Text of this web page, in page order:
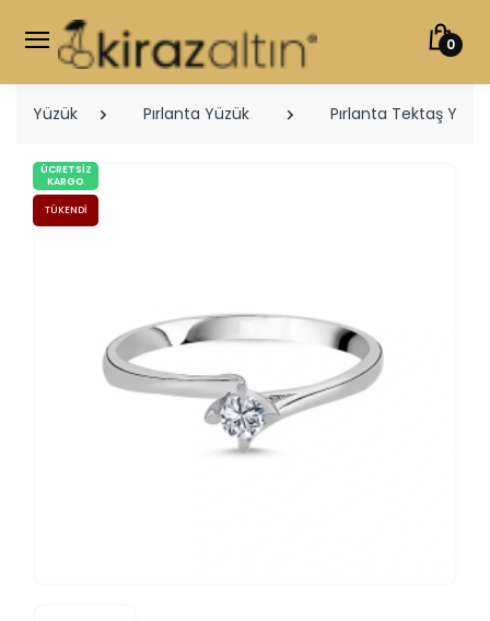
0
Yüzük Pırlanta Yüzük Pırlanta Tektaş
ÜCRETSIZ
KARGO
TÜKENDI